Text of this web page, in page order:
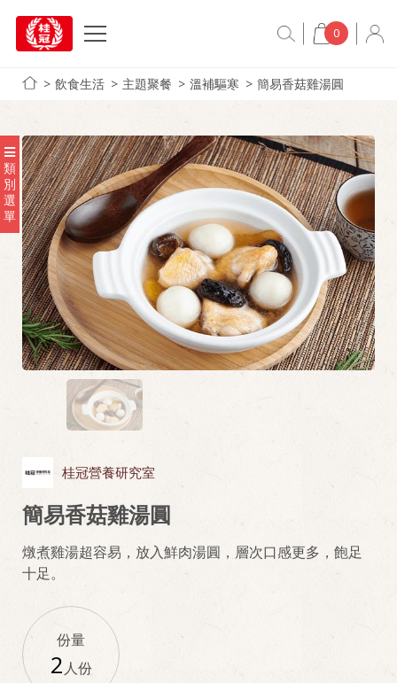
0
飲食生活 主題聚餐 溫補驅寒 簡易香菇雞湯圓
類
別
選
單
桂冠營養研究室
簡易香菇雞湯圓
燉煮雞湯超容易，放入鮮肉湯圓，層次口感更多，飽足
十足。
份量
2人份